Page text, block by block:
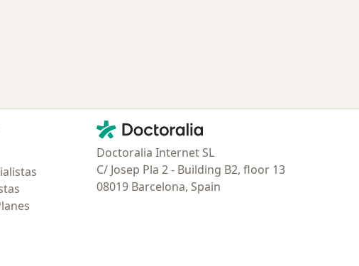
Contacto
Doctoralia - Página de inicio
Doctoralia Internet SL
C/ Josep Pla 2 - Building B2, floor 13
08019 Barcelona, Spain